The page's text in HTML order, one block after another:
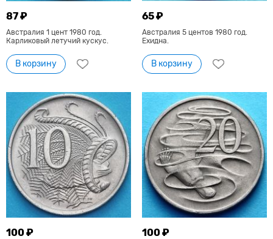
87 ₽
Австралия 1 цент 1980 год.
Карликовый летучий кускус.
В корзину
65 ₽
Австралия 5 центов 1980 год.
Ехидна.
В корзину
100 ₽ 100 ₽